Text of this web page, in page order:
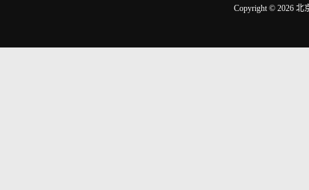
Copyright © 2026 北